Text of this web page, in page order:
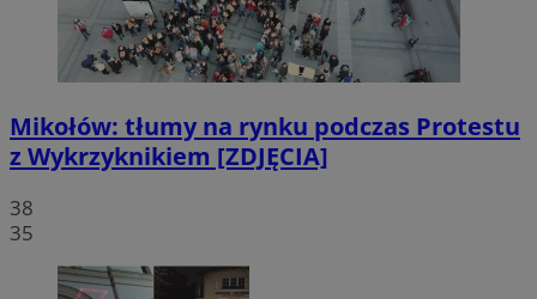
Mikołów: tłumy na rynku podczas Protestu
z Wykrzyknikiem [ZDJĘCIA]
38
35